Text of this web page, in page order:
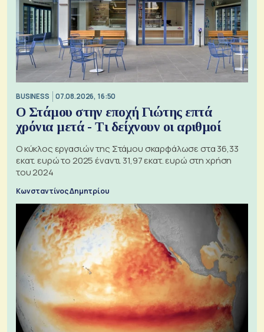
BUSINESS 07.08.2026, 16:50
Ο Στάμου στην εποχή Γιώτης επτά
χρόνια μετά - Τι δείχνουν οι αριθμοί
Ο κύκλος εργασιών της Στάμου σκαρφάλωσε στα 36,33
εκατ. ευρώ το 2025 έναντι 31,97 εκατ. ευρώ στη χρήση
του 2024
Κωνσταντίνος Δημητρίου